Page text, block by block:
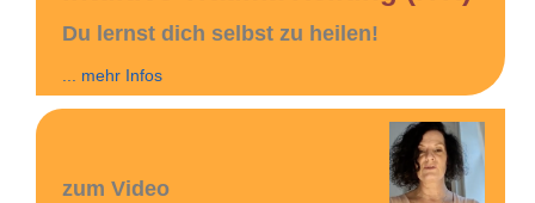
Du lernst dich selbst zu heilen!
... mehr Infos
zum Video